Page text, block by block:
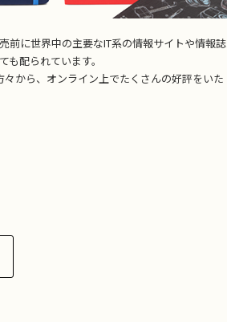
前に世界中の主要なIT系の情報サイトや情報誌
も配られています。
々から、オンライン上でたくさんの好評をいた